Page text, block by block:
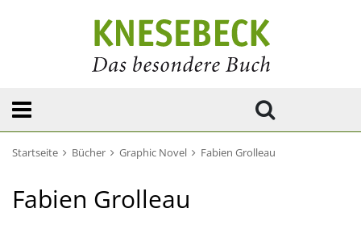
Startseite Bücher Graphic Novel Fabien Grolleau
Fabien Grolleau